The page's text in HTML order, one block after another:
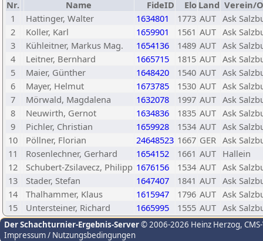
Nr. Name FideID Elo Land Verein/
1
Hattinger, Walter 1634801 1773 AUT Ask
2
Koller, Karl 1659901 1561 AUT Ask
3
Kühleitner, Markus Mag. 1654136 1489 AUT Ask
4
Leitner, Bernhard 1665715 1815 AUT Ask
5
Maier, Günther 1648420 1540 AUT Ask
6
Mayer, Helmut 1673785 1530 AUT Ask
7
Mörwald, Magdalena 1632078 1997 AUT Ask
8
Neuwirth, Gernot 1634836 1835 AUT Ask
9
Pichler, Christian 1659928 1534 AUT Ask
10
Pöllner, Florian 24648523 1667 GER Ask
11
Rosenlechner, Gerhard 1654152 1661 AUT Hallein
12
Schubert-Zsilavecz, Philipp 1676156 1534 AUT Ask
13
Stader, Stefan 1647407 1841 AUT Ask
14
Thalhammer, Klaus 1615947 1796 AUT Ask
15
Untersteiner, Richard 1665995 1555 AUT Ask
Der Schachturnier-Ergebnis-Server© 2006-2026 Heinz Herzog,
Impressum / Nutzungsbedingungen